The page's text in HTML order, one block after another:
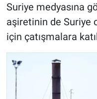
Suriye medyasına
aşiretinin de Suriye
için çatışmalara